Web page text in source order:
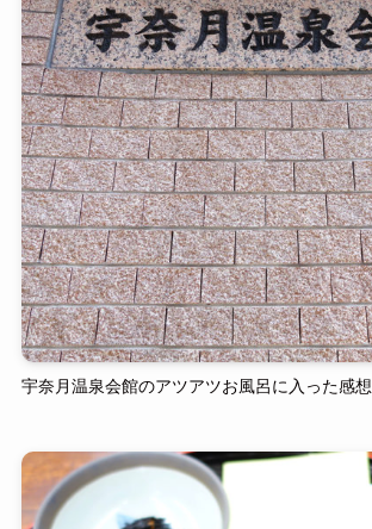
宇奈月温泉会館のアツアツお風呂に入った感想